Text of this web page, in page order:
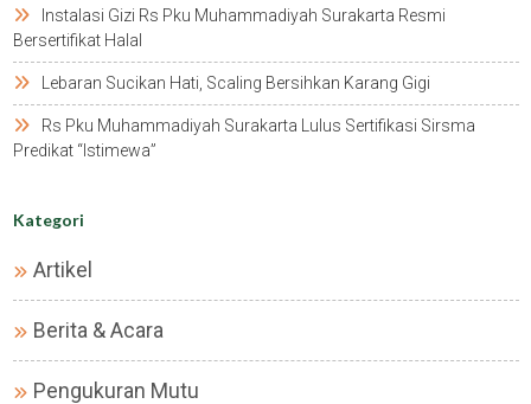
Instalasi Gizi Rs Pku Muhammadiyah Surakarta Resmi
Bersertifikat Halal
Lebaran Sucikan Hati, Scaling Bersihkan Karang Gigi
Rs Pku Muhammadiyah Surakarta Lulus Sertifikasi Sirsma
Predikat “istimewa”
Kategori
Artikel
Berita & Acara
Pengukuran Mutu